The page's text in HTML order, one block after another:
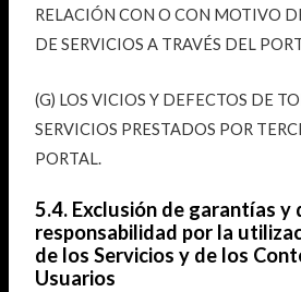
RELACIÓN CON O CON MOTIVO
DE SERVICIOS A TRAVÉS DEL
(G) LOS VICIOS Y DEFECTOS DE
SERVICIOS PRESTADOS POR
PORTAL.
5.4. Exclusión de garantías y
responsabilidad por la
de los Servicios y de los
Usuarios